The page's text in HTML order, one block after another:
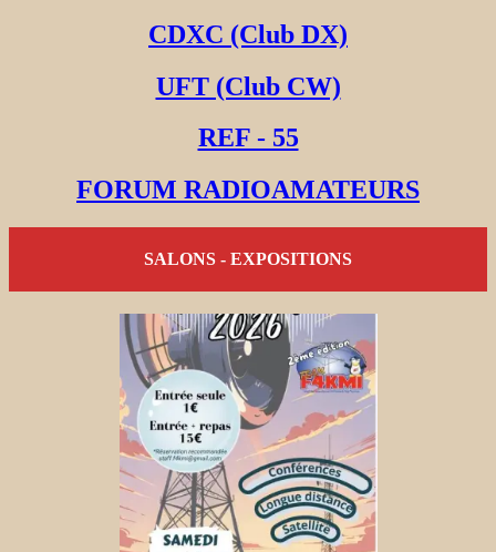
CDXC (Club DX)
UFT (Club CW)
REF - 55
FORUM RADIOAMATEURS
SALONS - EXPOSITIONS